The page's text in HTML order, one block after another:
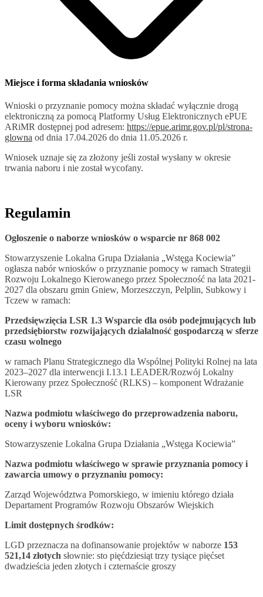
Miejsce i forma składania wniosków
Wnioski o przyznanie pomocy można składać wyłącznie drogą
elektroniczną za pomocą Platformy Usług Elektronicznych ePUE
ARiMR dostępnej pod adresem: https://epue.arimr.gov.pl/pl/strona-
glowna od dnia 17.04.2026 do dnia 11.05.2026 r.
Wniosek uznaje się za złożony jeśli został wysłany w okresie
trwania naboru i nie został wycofany.
Regulamin
Ogłoszenie o naborze wniosków o wsparcie nr 868 002
Stowarzyszenie Lokalna Grupa Działania „Wstęga Kociewia”
ogłasza nabór wniosków o przyznanie pomocy w ramach Strategii
Rozwoju Lokalnego Kierowanego przez Społeczność na lata 2021-
2027 dla obszaru gmin Gniew, Morzeszczyn, Pelplin, Subkowy i
Tczew w ramach:
Przedsięwzięcia LSR 1.3 Wsparcie dla osób podejmujących lub
przedsiębiorstw rozwijających działalność gospodarczą w sferze
czasu wolnego
w ramach Planu Strategicznego dla Wspólnej Polityki Rolnej na lata
2023–2027 dla interwencji I.13.1 LEADER/Rozwój Lokalny
Kierowany przez Społeczność (RLKS) – komponent Wdrażanie
LSR
Nazwa podmiotu właściwego do przeprowadzenia naboru,
oceny i wyboru wniosków:
Stowarzyszenie Lokalna Grupa Działania „Wstęga Kociewia”
Nazwa podmiotu właściwego w sprawie przyznania pomocy i
zawarcia umowy o przyznaniu pomocy:
Zarząd Województwa Pomorskiego, w imieniu którego działa
Departament Programów Rozwoju Obszarów Wiejskich
Limit dostępnych środków:
LGD przeznacza na dofinansowanie projektów w naborze 153
521,14 złotych słownie: sto pięćdziesiąt trzy tysiące pięćset
dwadzieścia jeden złotych i czternaście groszy